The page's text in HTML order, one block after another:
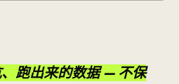
跑出来的数据 — 不保